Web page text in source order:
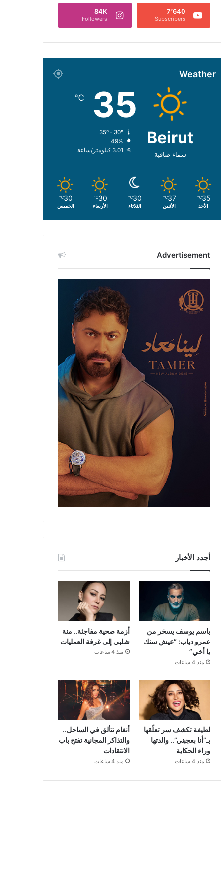
7٬640
Subscribers
84K
Followers
Weather
Beirut
سماء صافية
35
℃
49%
3.01 كيلومتر/ساعة
35
℃
الأحد
37
℃
الأثنين
30
℃
الثلاثاء
30
℃
الأربعاء
30
℃
الخميس
Advertisement
أجدد الأخبار
باسم يوسف يسخر من
عمرو دياب: “عيش سنك
يا أخي”
منذ 4 ساعات
أزمة صحية مفاجئة.. منة
شلبي إلى غرفة العمليات
منذ 4 ساعات
لطيفة تكشف سر تعلّقها
بـ”أنا بعجبني”.. والدتها
وراء الحكاية
منذ 4 ساعات
أنغام تتألق في الساحل..
والتذاكر المجانية تفتح باب
الانتقادات
منذ 4 ساعات